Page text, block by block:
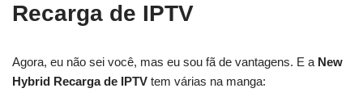
Recarga de IPTV
Agora, eu não sei você, mas eu sou fã de vantagens. E a New
Hybrid Recarga de IPTV tem várias na manga: